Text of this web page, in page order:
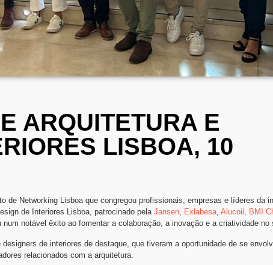
ARQUITETURA E
LISBOA, 10
de Networking Lisboa que congregou profissionais, empresas e líderes da
de Interiores Lisboa, patrocinado pela Jansen, Exlabesa, Alucoil, BMI
num notável êxito ao fomentar a colaboração, a inovação e a criatividade no
de interiores de destaque, que tiveram a oportunidade de se
relacionados com a arquitetura.